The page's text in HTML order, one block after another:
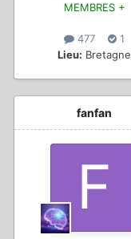
MEMBRES +
477
1
Lieu: Bretagne
fanfan